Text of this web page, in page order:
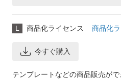
L 商品化ライセンス 商品化
今すぐ購入
テンプレートなどの商品販売がで